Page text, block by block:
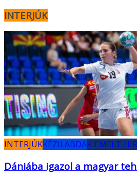
INTERJÚK
INTERJÚKKÉZILABDAKIEMELT HÍR
Dániába igazol a magyar